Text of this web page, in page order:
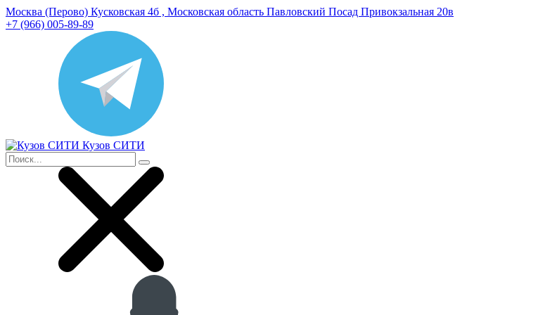
Москва (Перово) Кусковская 4б , Московская область Павловский Посад Привокзальная 20в
+7 (966) 005-89-89
Кузов СИТИ